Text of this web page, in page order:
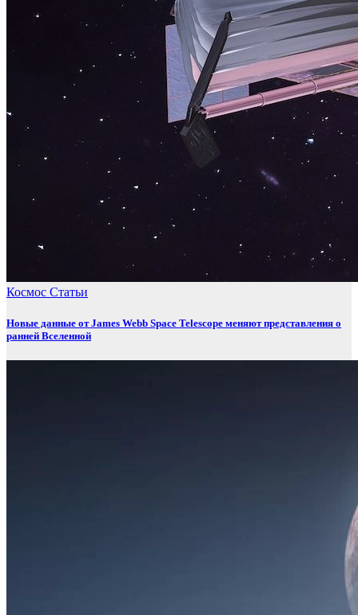
Космос Статьи
Новые данные от James Webb Space Telescope меняют представления о
ранней Вселенной